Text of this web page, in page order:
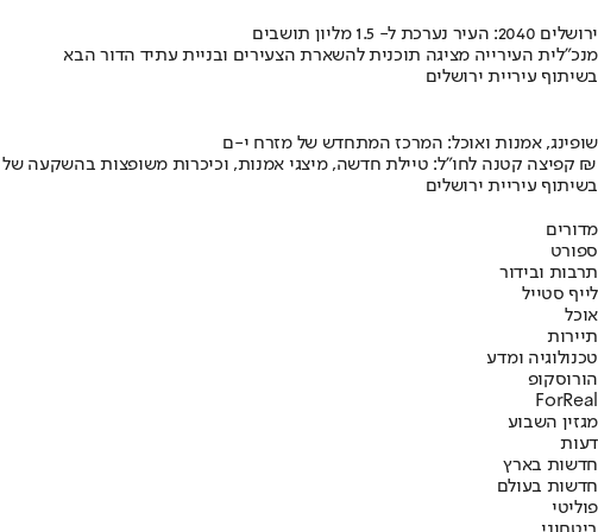
ירושלים 2040: העיר נערכת ל- 1.5 מליון תושבים
מנכ"לית העירייה מציגה תוכנית להשארת הצעירים ובניית עתיד הדור הבא
בשיתוף עיריית ירושלים
שופינג, אמנות ואוכל: המרכז המתחדש של מזרח י-ם
קפיצה קטנה לחו"ל: טיילת חדשה, מיצגי אמנות, וכיכרות משופצות בהשקעה של 100 מיליון ₪
בשיתוף עיריית ירושלים
מדורים
ספורט
תרבות ובידור
לייף סטייל
אוכל
תיירות
טכנולוגיה ומדע
הורוסקופ
ForReal
מגזין השבוע
דעות
חדשות בארץ
חדשות בעולם
פוליטי